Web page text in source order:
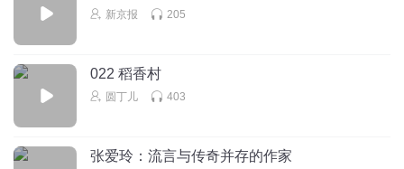
新京报 205
022 稻香村
圆丁儿 403
张爱玲：流言与传奇并存的作家